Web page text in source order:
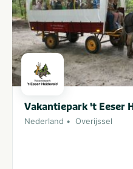
Vakantiepark 't Eeser
Nederland Overijssel